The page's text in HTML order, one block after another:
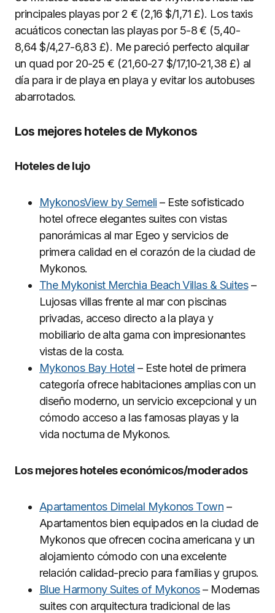
principales playas por 2 € (2,16 $/1,71 £). Los taxis
acuáticos conectan las playas por 5-8 € (5,40-
8,64 $/4,27-6,83 £). Me pareció perfecto alquilar
un quad por 20-25 € (21,60-27 $/17,10-21,38 £) al
día para ir de playa en playa y evitar los autobuses
abarrotados.
Los mejores hoteles de Mykonos
Hoteles de lujo
MykonosView by Semeli – Este sofisticado
hotel ofrece elegantes suites con vistas
panorámicas al mar Egeo y servicios de
primera calidad en el corazón de la ciudad de
Mykonos.
The Mykonist Merchia Beach Villas & Suites–
Lujosas villas frente al mar con piscinas
privadas, acceso directo a la playa y
mobiliario de alta gama con impresionantes
vistas de la costa.
Mykonos Bay Hotel – Este hotel de primera
categoría ofrece habitaciones amplias con un
diseño moderno, un servicio excepcional y un
cómodo acceso a las famosas playas y la
vida nocturna de Mykonos.
Los mejores hoteles económicos/moderados
Apartamentos Dimelal Mykonos Town –
Apartamentos bien equipados en la ciudad de
Mykonos que ofrecen cocina americana y un
alojamiento cómodo con una excelente
relación calidad-precio para familias y grupos.
Blue Harmony Suites of Mykonos– Modernas
suites con arquitectura tradicional de las